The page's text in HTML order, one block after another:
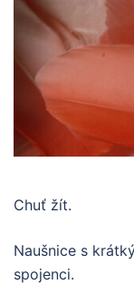
Chuť žít.
Naušnice s
spojenci.